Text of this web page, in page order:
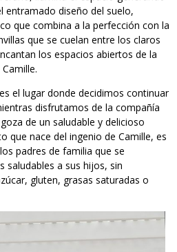
entramado diseño del suelo,
que combina a la perfección con la
que se cuelan entre los claros
los espacios abiertos de la
el lugar donde decidimos continuar
disfrutamos de la compañía
de un saludable y delicioso
que nace del ingenio de Camille, es
padres de familia que se
saludables a sus hijos, sin
gluten, grasas saturadas o